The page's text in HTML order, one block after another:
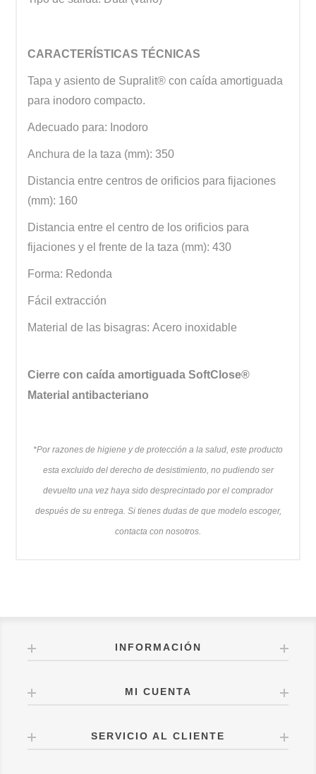
CARACTERÍSTICAS TÉCNICAS
Tapa y asiento de Supralit® con caída amortiguada
para inodoro compacto.
Adecuado para: Inodoro
Anchura de la taza (mm): 350
Distancia entre centros de orificios para fijaciones
(mm): 160
Distancia entre el centro de los orificios para
fijaciones y el frente de la taza (mm): 430
Forma: Redonda
Fácil extracción
Material de las bisagras: Acero inoxidable
Cierre con caída amortiguada SoftClose®
Material antibacteriano
*Por razones de higiene y de protección a la salud, este producto
esta excluido del derecho de desistimiento, no pudiendo ser
devuelto una vez haya sido desprecintado por el comprador
después de su entrega. Si tienes dudas de que modelo escoger,
contacta con nosotros.
INFORMACIÓN
MI CUENTA
SERVICIO AL CLIENTE